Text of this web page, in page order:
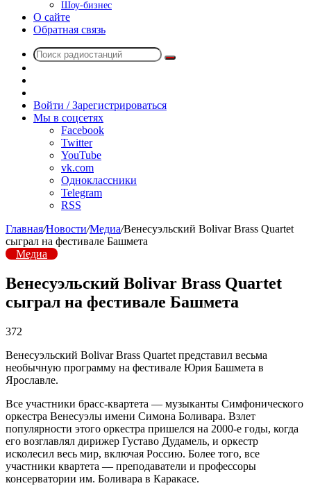
Шоу-бизнес
О сайте
Обратная связь
Поиск
радио
Войти / Зарегистрироваться
Мы в соцсетях
Facebook
Twitter
YouTube
vk.com
Одноклассники
Telegram
RSS
Главная/Новости/Медиа/Венесуэльский Bolivar Brass Quartet
сыграл на фестивале Башмета
Медиа
Венесуэльский Bolivar Brass Quartet
сыграл на фестивале Башмета
372
Венесуэльский Bolivar Brass Quartet представил весьма
необычную программу на фестивале Юрия Башмета в
Ярославле.
Все участники брасс-квартета — музыканты Симфонического
оркестра Венесуэлы имени Симона Боливара. Взлет
популярности этого оркестра пришелся на 2000-е годы, когда
его возглавлял дирижер Густаво Дудамель, и оркестр
исколесил весь мир, включая Россию. Более того, все
участники квартета — преподаватели и профессоры
консерватории им. Боливара в Каракасе.